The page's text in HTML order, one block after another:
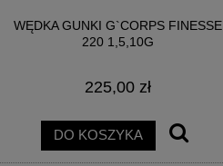
WĘDKA GUNKI G`CORPS FINESSE
220 1,5,10G
225,00 zł
DO KOSZYKA